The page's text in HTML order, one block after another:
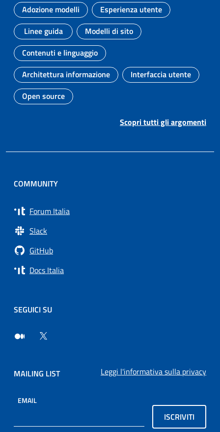
Argomento:
Adozione modelli
Argomento:
Esperienza utente
Argomento:
Linee guida
Argomento:
Modelli di sito
Argomento:
Contenuti e linguaggio
Argomento:
Architettura informazione
Argomento:
Interfaccia utente
Argomento:
Open source
Scopri tutti gli argomenti
COMMUNITY
Forum Italia
Slack
GitHub
Docs Italia
SEGUICI SU
MAILING LIST Leggi l'informativa sulla privacy
EMAIL
ISCRIVITI